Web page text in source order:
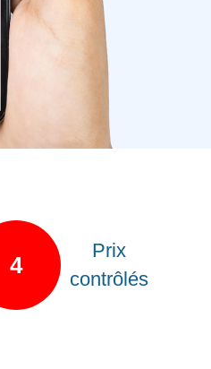
4
Prix
contrôlés